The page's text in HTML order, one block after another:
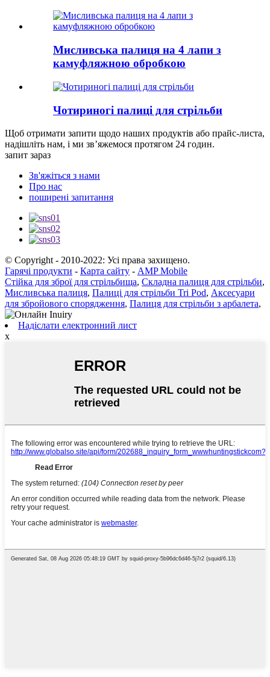
Мисливська палиця на 4 лапи з
камуфляжною обробкою
Чотириногі палиці для стрільби
Щоб отримати запити щодо наших продуктів або прайс-листа,
надішліть нам, і ми зв’яжемося протягом 24 годин.
запит зараз
Зв'яжіться з нами
Про нас
поширені запитання
© Copyright - 2010-2022: Усі права захищено.
Гарячі продукти - Карта сайту - AMP Mobile
Стійка для зброї для стрільбища, Складна палиця для стрільби,
Мисливська палиця, Палиці для стрільби Tri Pod, Аксесуари
для збройового спорядження, Палиця для стрільби з арбалета,
Надіслати електронний лист
x